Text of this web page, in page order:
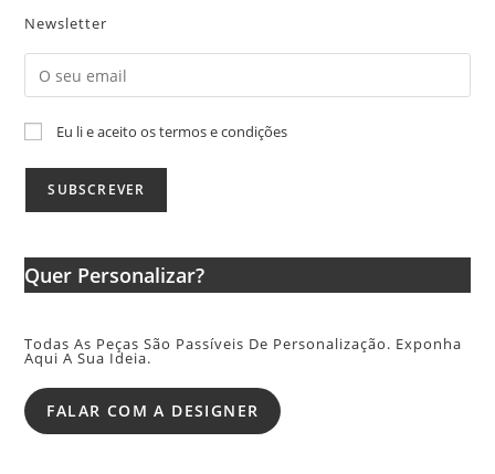
Newsletter
Eu li e aceito os termos e condições
Quer Personalizar?
Todas As Peças São Passíveis De Personalização. Exponha
Aqui A Sua Ideia.
FALAR COM A DESIGNER